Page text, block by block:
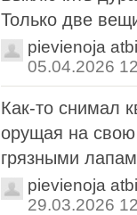
Только две
pievienoja
05.04.2026
Как-то снимал
орущая на свою
грязными
pievienoja
29.03.2026